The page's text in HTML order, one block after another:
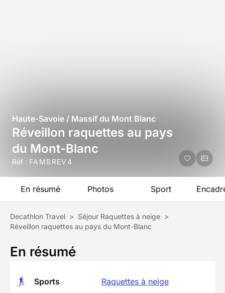
Haute-Savoie / Massif du Mont Blanc
Réveillon raquettes au pays
du Mont-Blanc
Réf : FAMBREV4
En résumé Photos Sport
Decathlon Travel > Séjour Raquettes à neige >
Réveillon raquettes au pays du Mont-Blanc
En résumé
Sports Raquettes à neige